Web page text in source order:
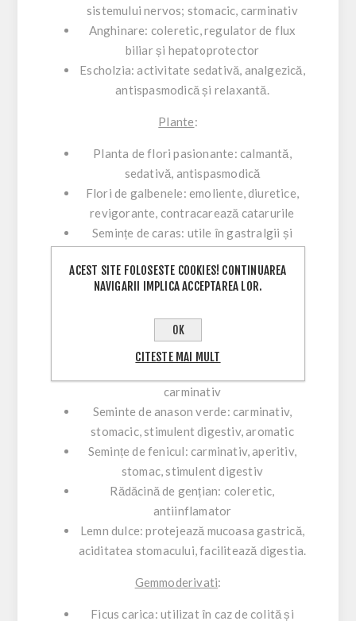
sistemului nervos; stomacic, carminativ
Anghinare: coleretic, regulator de flux
biliar și hepatoprotector
Escholzia: activitate sedativă, analgezică,
antispasmodică și relaxantă.
Plante:
Planta de flori pasionante: calmantă,
sedativă, antispasmodică
Flori de galbenele: emoliente, diuretice,
revigorante, contracarează catarurile
Semințe de caras: utile în gastralgii și
carminative
Seminte de coriandru:carminative,
Frunze de porumb
protectoare și liniștitoare a mucoaselor
carminativ
Seminte de anason verde: carminativ,
stomacic, stimulent digestiv, aromatic
Semințe de fenicul: carminativ, aperitiv,
stomac, stimulent digestiv
Rădăcină de gențian: coleretic,
antiinflamator
Lemn dulce: protejează mucoasa gastrică,
aciditatea stomacului, facilitează digestia.
Gemmoderivati:
Ficus carica: utilizat în caz de colită și
ACEST SITE FOLOSESTE COOKIES! CONTINUAREA
NAVIGARII IMPLICA ACCEPTAREA LOR.
OK
CITESTE MAI MULT